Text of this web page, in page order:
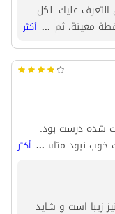
التعرف عليك. لكل
معينة، ثم يتراجع
المنخفض، ما لم
هناك حرب وغلاء
يتم إدارتها
... أكثر
شده درست بود.
خوب نبود متاسفانه.
بالاتر هم میره.
... أكثر
زیبا است و شاید